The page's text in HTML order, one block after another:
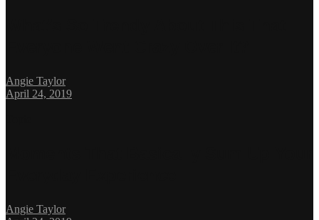
Angie Taylor
April 24, 2019
Angie Taylor